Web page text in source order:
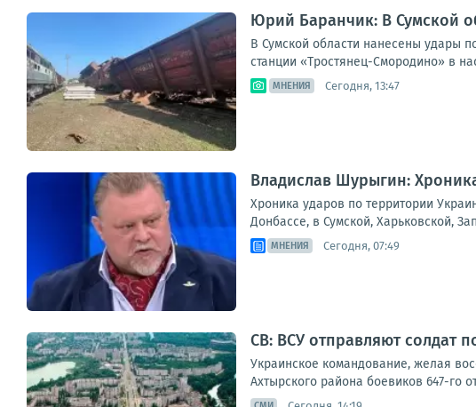
Юрий Баранчик: В Сумской
В Сумской области нанесены удары
станции «Тростянец-Смородино» в
МНЕНИЯ Сегодня, 13:47
Владислав Шурыгин:
Хроника ударов по территории
Донбассе, в Сумской, Харьковской,
МНЕНИЯ Сегодня, 07:49
СВ: ВСУ отправляют солдат
Украинское командование, желая
Ахтырского района боевиков 647-го